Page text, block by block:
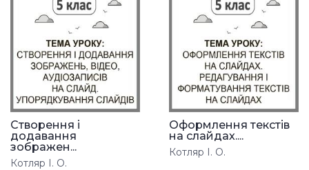
Створення і
додавання
зображен...
Котляр І. О.
Оформлення текстів
на слайдах....
Котляр І. О.